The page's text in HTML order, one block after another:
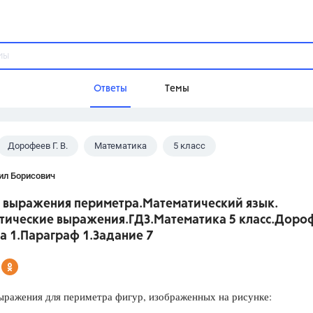
Ответы Темы
Домашнее задание
Разумовская М.М.,Габриелян О.С.,
Дорофеев Г. В. Математика 5 класс
Борисович
периметра.Математический язык.
выражения.ГДЗ.Математика 5
1.Параграф 1.Задание 7
для периметра фигур, изображенных на рисунке: